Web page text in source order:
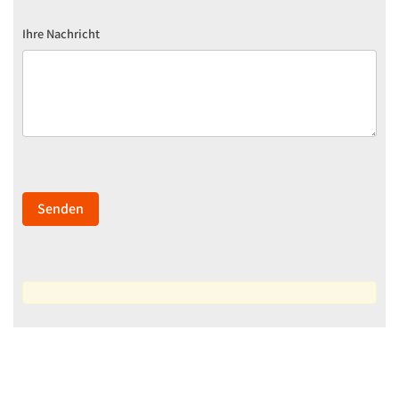
Ihre Nachricht